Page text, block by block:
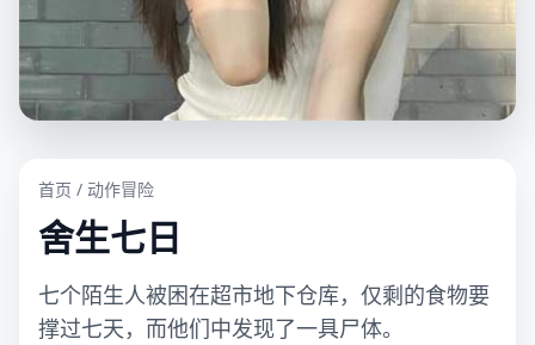
首页 / 动作冒险
舍生七日
七个陌生人被困在超市地下仓库，仅剩的食物要
撑过七天，而他们中发现了一具尸体。